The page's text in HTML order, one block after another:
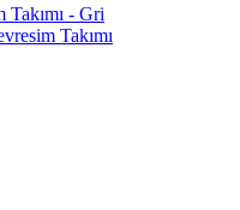
- Gri
Takımı